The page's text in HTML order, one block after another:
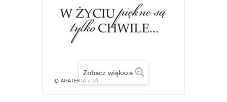
Zobacz większe